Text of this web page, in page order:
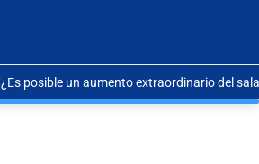
¿Es posible un aumento extraordinario del